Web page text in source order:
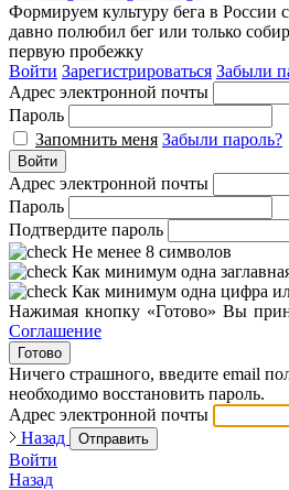
Формируем культуру бега в России
давно полюбил бег или только
первую пробежку
Войти Зарегистрироваться Забыли
Адрес электронной почты
Пароль
Запомнить меня Забыли пароль?
Войти
Адрес электронной почты
Пароль
Подтвердите пароль
Не менее 8 символов
Как минимум одна
Как минимум одна цифра
Нажимая кнопку «Готово» Вы
Соглашение
Готово
Ничего страшного, введите email
необходимо восстановить пароль.
Адрес электронной почты
Назад
Отправить
Войти
Назад